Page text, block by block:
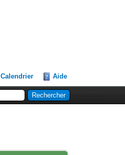
Calendrier Aide